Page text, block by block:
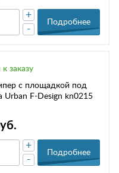
-
+
Подробнее
заказу
с площадкой под
Urban F-Design kn0215
-
+
Подробнее